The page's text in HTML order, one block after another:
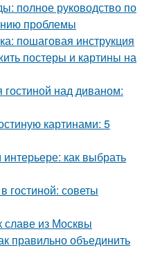
полное руководство по
проблемы
пошаговая инструкция
постеры и картины на
гостиной над диваном:
картинами: 5
как выбрать
гостиной: советы
славе из Москвы
правильно объединить